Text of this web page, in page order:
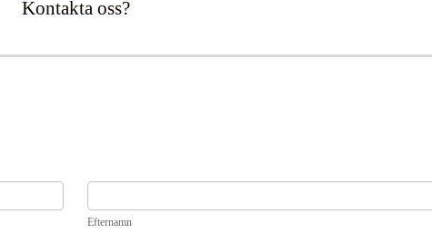
Kontakta oss?
Efternamn
Efternamn